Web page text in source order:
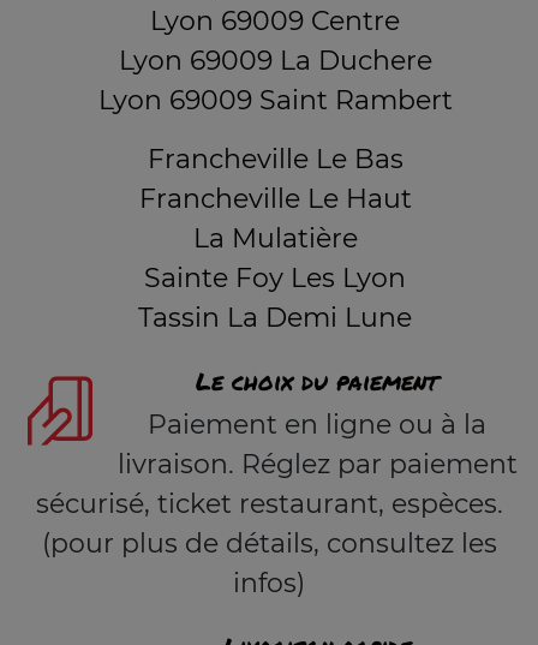
Lyon 69009 Centre
Lyon 69009 La Duchere
Lyon 69009 Saint Rambert
Francheville Le Bas
Francheville Le Haut
La Mulatière
Sainte Foy Les Lyon
Tassin La Demi Lune
Le choix du paiement
Paiement en ligne ou à la
livraison. Réglez par paiement
sécurisé, ticket restaurant, espèces.
(pour plus de détails, consultez les
infos)